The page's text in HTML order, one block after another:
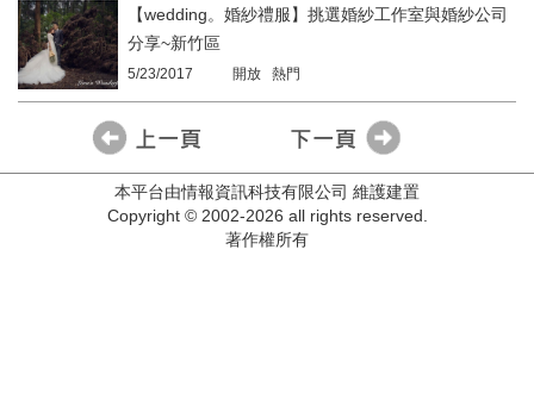
【wedding。婚紗禮服】挑選婚紗工作室與婚紗公司
分享~新竹區
5/23/2017 開放 熱門
本平台由情報資訊科技有限公司 維護建置
Copyright © 2002-2026 all rights reserved.
著作權所有